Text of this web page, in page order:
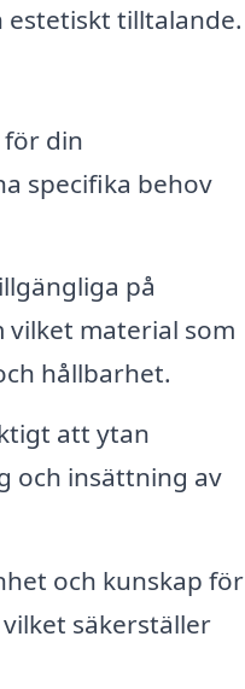
tilltalande.
din
specifika behov
på
material som
hållbarhet.
att ytan
och insättning av
och kunskap för
säkerställer